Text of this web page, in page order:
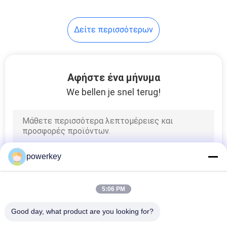
διασκορπιστής
ξενοδοχείων
ηλεκτρικός
διασκορπιστής
αρώματος
Δείτε περισσότερων
Αφήστε ένα μήνυμα
We bellen je snel terug!
powerkey
5:06 PM
Good day, what product are you looking for?